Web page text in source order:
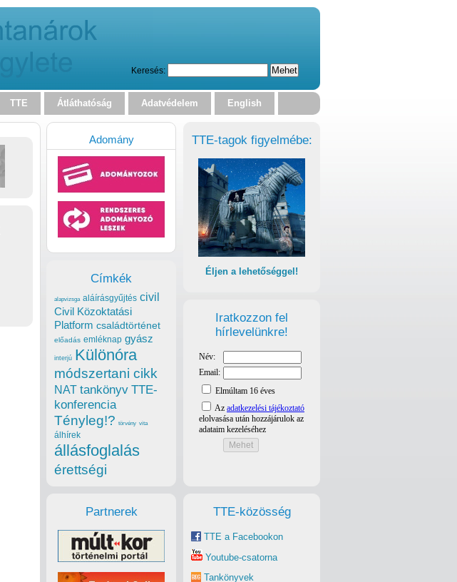
Keresés:
TTE Átláthatóság Adatvédelem English
TTE-tagok figyelmébe:
Éljen a lehetőséggel!
Iratkozzon fel
hírlevelünkre!
TTE-közösség
TTE a Facebookon
Youtube-csatorna
Tankönyvek
Adomány
Címkék
alapvizsga aláírásgyűjtés civil
Civil Közoktatási
Platform családtörténet
előadás emléknap gyász
interjú Különóra
módszertani cikk
NAT tankönyv TTE-
konferencia
Tényleg!? törvény vita
álhírek
állásfoglalás
érettségi
Partnerek